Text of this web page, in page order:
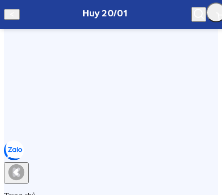
Huy 20/01
Hà Nội